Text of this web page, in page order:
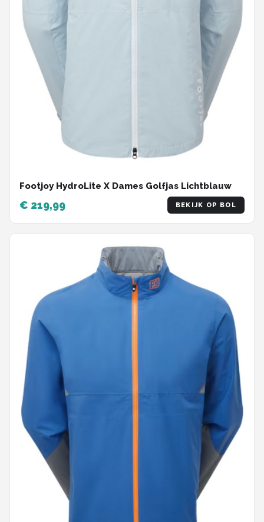
Footjoy HydroLite X Dames Golfjas Lichtblauw
€ 219,99 BEKIJK OP BOL